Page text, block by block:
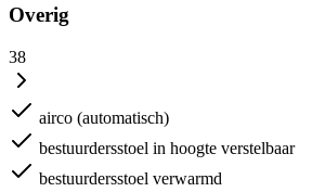
Overig
38
airco (automatisch)
bestuurdersstoel in hoogte verstelbaar
bestuurdersstoel verwarmd